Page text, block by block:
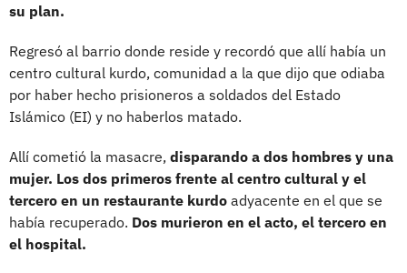
su plan.
Regresó al barrio donde reside y recordó que allí había un
centro cultural kurdo, comunidad a la que dijo que odiaba
por haber hecho prisioneros a soldados del Estado
Islámico (EI) y no haberlos matado.
Allí cometió la masacre, disparando a dos hombres y una
mujer. Los dos primeros frente al centro cultural y el
tercero en un restaurante kurdo adyacente en el que se
había recuperado. Dos murieron en el acto, el tercero en
el hospital.